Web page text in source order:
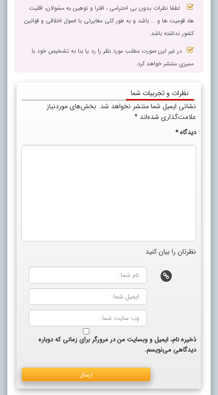
لطفا نظرات بدون بی احترامی ، افترا و توهین به مسٔولان، اقلیت
ها، قومیت ها و ... باشد و به طور کلی مغایرتی با اصول اخلاقی و قوانین
کشور نداشته باشد.
در غیر این صورت مطلب مورد نظر را رد یا بنا به تشخیص خود با
ممیزی منتشر خواهد کرد.
نظرات و تجربیات شما
نشانی ایمیل شما منتشر نخواهد شد. بخش‌های موردنیاز
علامت‌گذاری شده‌اند *
دیدگاه*
نظرتان را بیان کنید
ذخیره نام، ایمیل و وبسایت من در مرورگر برای زمانی که دوباره
دیدگاهی می‌نویسم.